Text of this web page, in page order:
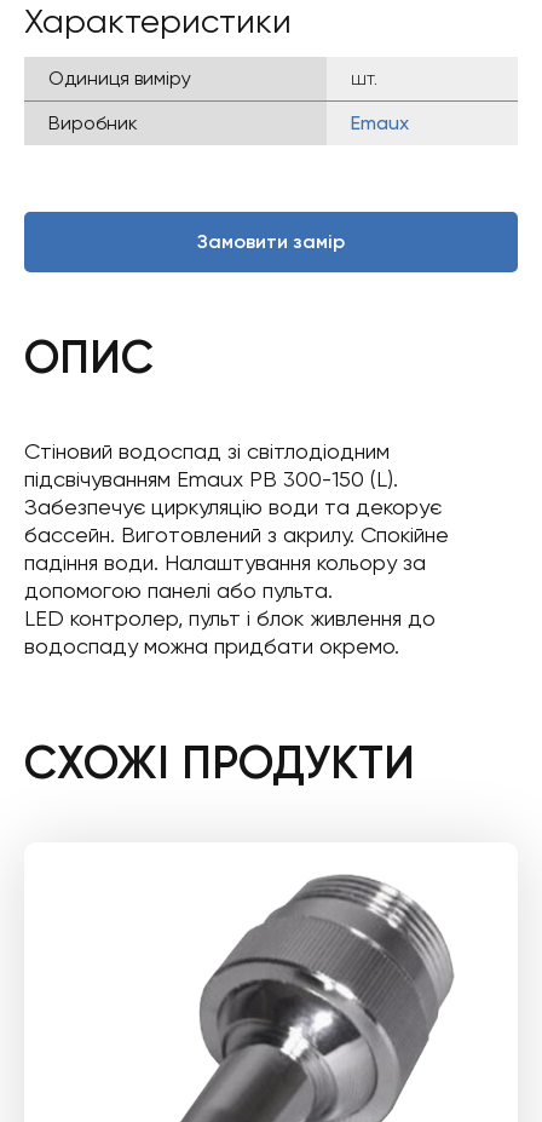
Характеристики
Одиниця виміру
шт.
Виробник
Emaux
Замовити замір
ОПИС
Стіновий водоспад зі світлодіодним
підсвічуванням Emaux PB 300-150 (L).
Забезпечує циркуляцію води та декорує
бассейн. Виготовлений з акрилу. Спокійне
падіння води. Налаштування кольору за
допомогою панелі або пульта.
LED контролер, пульт і блок живлення до
водоспаду можна придбати окремо.
СХОЖІ ПРОДУКТИ